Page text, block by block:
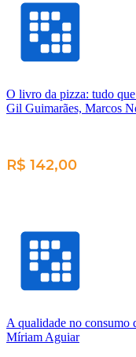
O livro da pizza: tudo
Gil Guimarães, Marcos
R$ 142,00
A qualidade no consumo
Míriam Aguiar